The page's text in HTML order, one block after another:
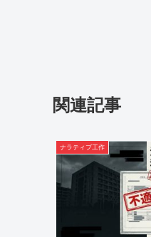
関連記事
ナラティブ工作